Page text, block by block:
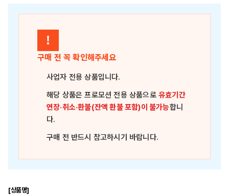
!
구매 전 꼭 확인해주세요
사업자 전용 상품입니다.
해당 상품은프로모션 전용 상품으로유효기간
연장·취소·환불(잔액 환불 포함)이 불가능합니
다.
구매 전 반드시 참고하시기 바랍니다.
[상품명]